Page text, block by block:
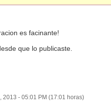
es facinante!
que lo publicaste.
2013 - 05:01 PM (17:01 horas)